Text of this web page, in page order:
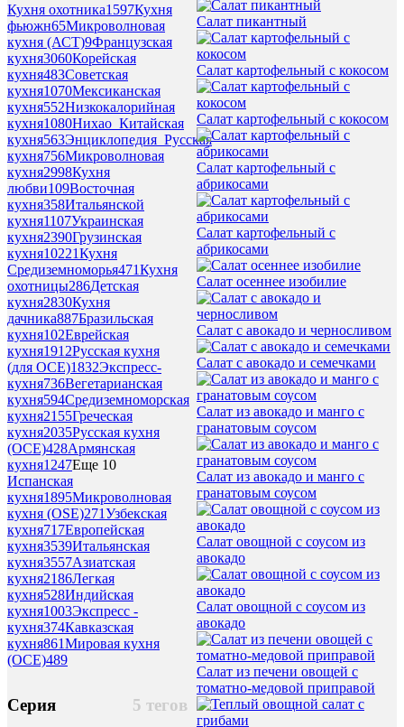
Кухня охотника1597Кухня
фьюжн65Микроволновая
кухня (АСТ)9Французская
кухня3060Корейская
кухня483Советская
кухня1070Мексиканская
кухня552Низкокалорийная
кухня1080Нихао_Китайская
кухня563Энциклопедия_Русская
кухня756Микроволновая
кухня2998Кухня
любви109Восточная
кухня358Итальянской
кухня1107Украинская
кухня2390Грузинская
кухня10221Кухня
Средиземноморья471Кухня
охотницы286Детская
кухня2830Кухня
дачника887Бразильская
кухня102Еврейская
кухня1912Русская кухня
(для ОСЕ)1832Экспресс-
кухня736Вегетарианская
кухня594Средиземноморская
кухня2155Греческая
кухня2035Русская кухня
(ОСЕ)428Армянская
кухня1247Еще 10
Испанская
кухня1895Микроволновая
кухня (OSE)271Узбекская
кухня717Европейская
кухня3539Итальянская
кухня3557Азиатская
кухня2186Легкая
кухня528Индийская
кухня1003Экспресс -
кухня374Кавказская
кухня861Мировая кухня
(ОСЕ)489
5 тегов
Серия
Салат пикантный
Салат картофельный с кокосом
Салат картофельный с кокосом
Салат картофельный с
абрикосами
Салат картофельный с
абрикосами
Салат осеннее изобилие
Салат с авокадо и черносливом
Салат с авокадо и семечками
Салат из авокадо и манго с
гранатовым соусом
Салат из авокадо и манго с
гранатовым соусом
Салат овощной с соусом из
авокадо
Салат овощной с соусом из
авокадо
Салат из печени овощей с
томатно-медовой приправой